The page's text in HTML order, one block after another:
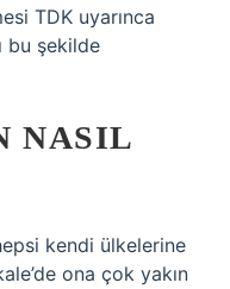
TDK uyarınca
bu şekilde
NASIL
kendi ülkelerine
ona çok yakın